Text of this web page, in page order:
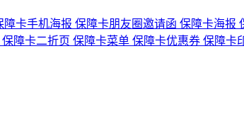
障卡手机海报 保障卡朋友圈邀请函 保障卡海报
保障卡二折页 保障卡菜单 保障卡优惠券 保障卡